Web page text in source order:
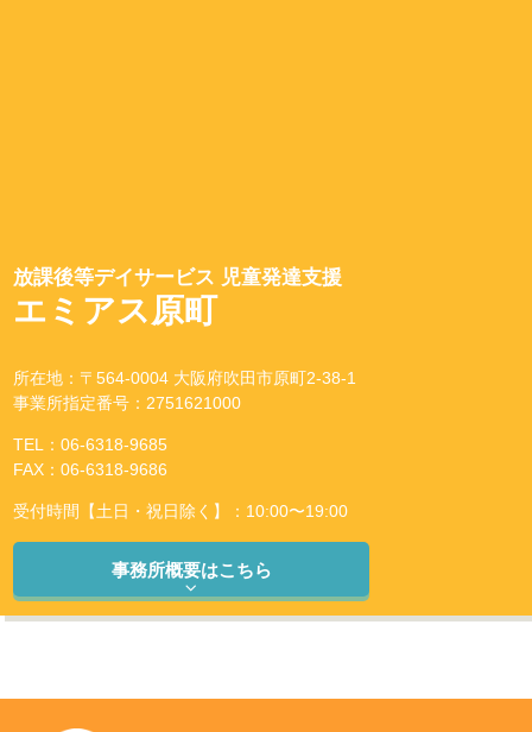
放課後等デイサービス 児童発達支援
エミアス原町
所在地：〒564-0004 大阪府吹田市原町2-38-1
事業所指定番号：2751621000
TEL：06-6318-9685
FAX：06-6318-9686
受付時間【土日・祝日除く】：10:00〜19:00
事務所概要はこちら